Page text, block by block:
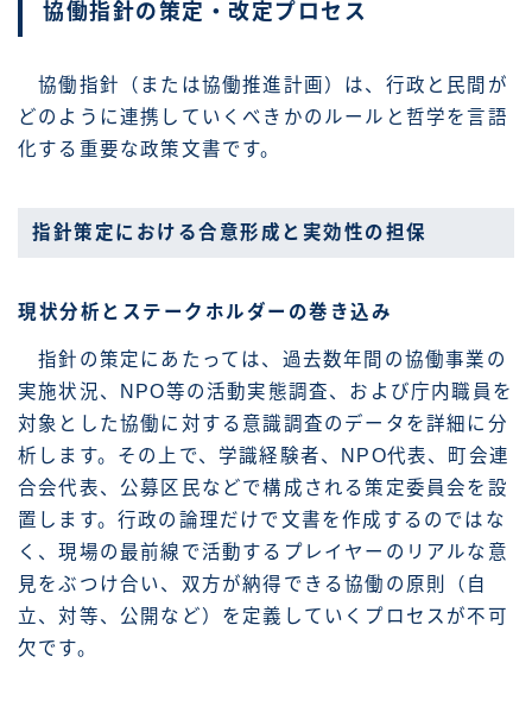
協働指針の策定・改定プロセス
協働指針（または協働推進計画）は、行政と民間が
どのように連携していくべきかのルールと哲学を言語
化する重要な政策文書です。
指針策定における合意形成と実効性の担保
現状分析とステークホルダーの巻き込み
指針の策定にあたっては、過去数年間の協働事業の
実施状況、NPO等の活動実態調査、および庁内職員を
対象とした協働に対する意識調査のデータを詳細に分
析します。その上で、学識経験者、NPO代表、町会連
合会代表、公募区民などで構成される策定委員会を設
置します。行政の論理だけで文書を作成するのではな
く、現場の最前線で活動するプレイヤーのリアルな意
見をぶつけ合い、双方が納得できる協働の原則（自
立、対等、公開など）を定義していくプロセスが不可
欠です。